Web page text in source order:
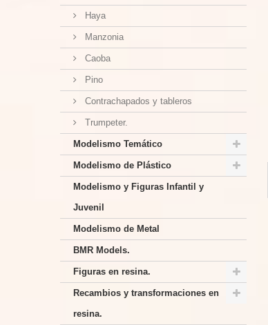
Haya
Manzonia
Caoba
Pino
Contrachapados y tableros
Trumpeter.
Modelismo Temático
Modelismo de Plástico
Modelismo y Figuras Infantil y
Juvenil
Modelismo de Metal
BMR Models.
Figuras en resina.
Recambios y transformaciones en
resina.